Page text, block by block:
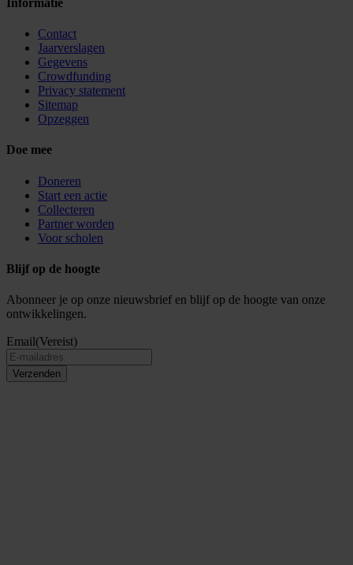
Informatie
Contact
Jaarverslagen
Gegevens
Crowdfunding
Privacy statement
Sitemap
Opzeggen
Doe mee
Doneren
Start een actie
Collecteren
Partner worden
Voor scholen
Blijf op de hoogte
Abonneer je op onze nieuwsbrief en blijf op de hoogte van onze
ontwikkelingen.
Email(Vereist)
Verzenden